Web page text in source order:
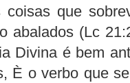
coisas que
abalados (Lc
Divina é bem
È o verbo que